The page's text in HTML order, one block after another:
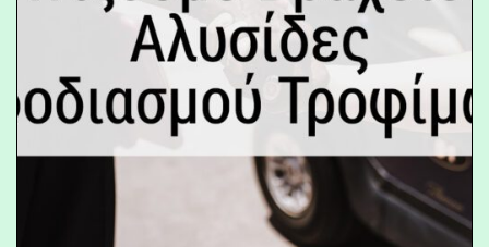
Το εργαλείο «Χτίζουμε Βραχείες
Αλυσίδες Εφοδιασμού Τροφίμων»
είναι ένας οδηγός που υποστηρίζει τη
διοργάνωση τοπικών εκδηλώσεων για
παράγοντες του αγροδιατροφικού
τομέα και να δημιουργήσει νέες
ευκαιρίες συνεργασίας για Βραχείες
Αλυσίδες Εφοδιασμού Τροφίμων.